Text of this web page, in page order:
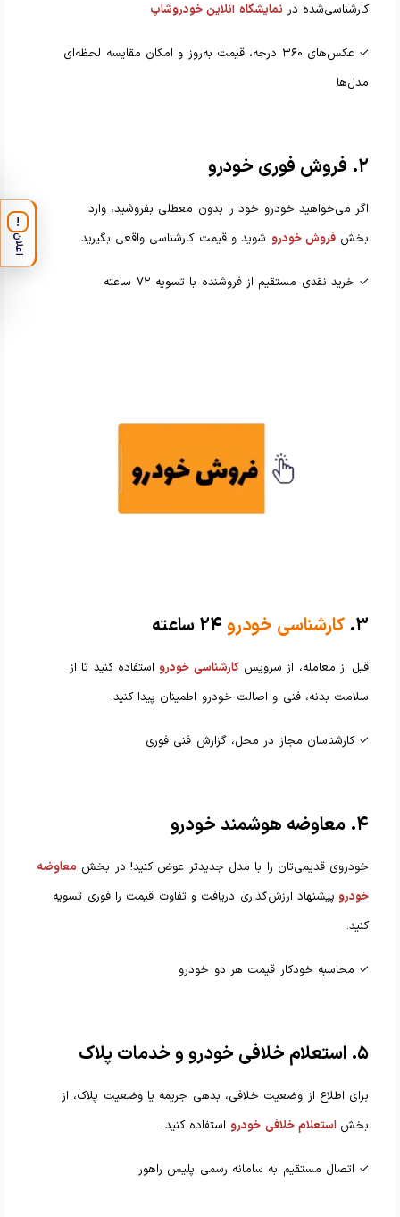
کارشناسی‌شده در نمایشگاه آنلاین خودروشاپ
✓ عکس‌های ۳۶۰ درجه، قیمت به‌روز و امکان مقایسه لحظه‌ای
مدل‌ها
۲. فروش فوری خودرو
اگر می‌خواهید خودرو خود را بدون معطلی بفروشید، وارد
بخشفروش خودرو شوید و قیمت کارشناسی واقعی بگیرید.
✓ خرید نقدی مستقیم از فروشنده با تسویه ۷۲ ساعته
۳. کارشناسی خودرو۲۴ ساعته
قبل از معامله، از سرویسکارشناسی خودرواستفاده کنید تا از
سلامت بدنه، فنی و اصالت خودرو اطمینان پیدا کنید.
✓ کارشناسان مجاز در محل، گزارش فنی فوری
۴. معاوضه هوشمند خودرو
خودروی قدیمی‌تان را با مدل جدیدتر عوض کنید! در بخش معاوضه
خودرو پیشنهاد ارزش‌گذاری دریافت و تفاوت قیمت را فوری تسویه
کنید.
✓ محاسبه خودکار قیمت هر دو خودرو
۵. استعلام خلافی خودرو و خدمات پلاک
برای اطلاع از وضعیت خلافی، بدهی جریمه یا وضعیت پلاک، از
بخش استعلام خلافی خودرواستفاده کنید.
✓ اتصال مستقیم به سامانه رسمی پلیس راهور
!
اعلان